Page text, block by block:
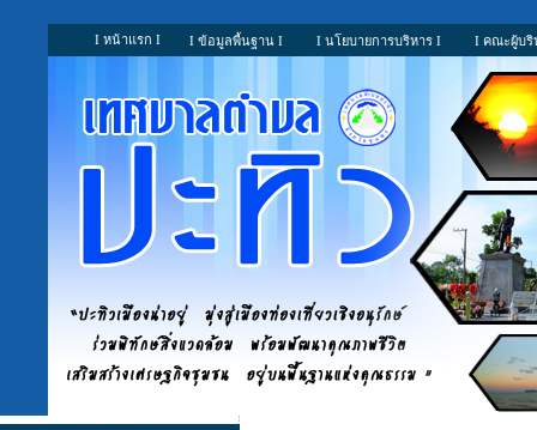
I หน้าแรก I I ข้อมูลพื้นฐาน I I นโยบายการบริหาร I I คณะผู้บริ